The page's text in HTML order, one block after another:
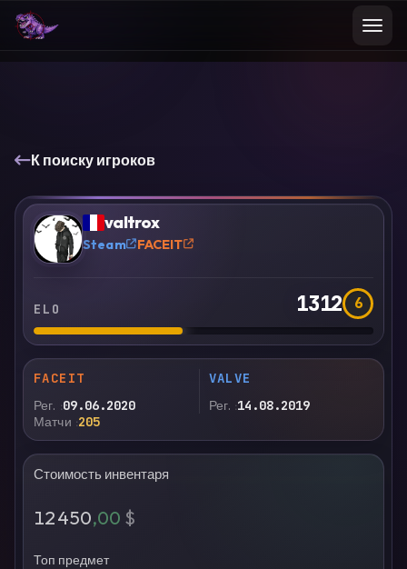
К поиску игроков
? valtrox
Steam FACEIT
ELO 1312 6
FACEIT
Рег. 09.06.2020
Матчи 205
VALVE
Рег. 14.08.2019
Стоимость инвентаря
12 450,00 $
Топ предмет